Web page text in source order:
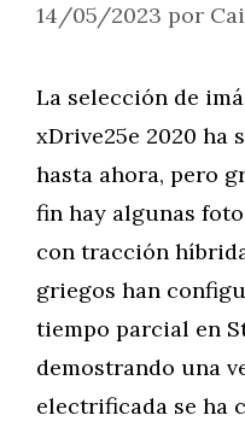
14/05/2023 por
La selección de
xDrive25e 2020 ha
hasta ahora, pero
fin hay algunas
con tracción
griegos han
tiempo parcial en
demostrando una
electrificada se ha